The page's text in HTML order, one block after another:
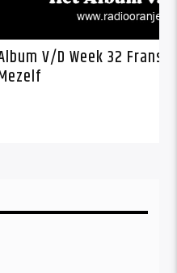
Album V/D